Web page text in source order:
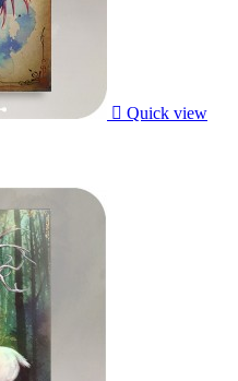
 Quick view